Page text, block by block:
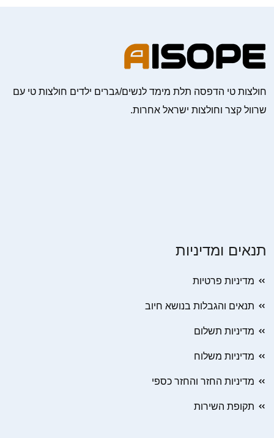
חולצות טי הדפסה תלת מימד לנשים/גברים ילדים חולצות טי עם
שרוול קצר וחולצות ישראל אחרות.
תנאים ומדיניות
מדיניות פרטיות
תנאים והגבלות בנושא חיוב
מדיניות תשלום
מדיניות משלוח
מדיניות החזר והחזר כספי
תקופת השירות